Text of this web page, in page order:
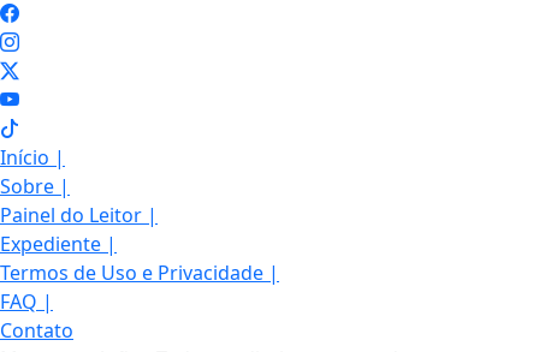
Início |
Sobre |
Painel do Leitor |
Expediente |
Termos de Uso e Privacidade |
FAQ |
Contato